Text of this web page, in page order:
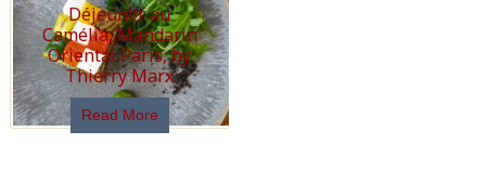
Déjeuner au
Camélia, Mandarin
Oriental Paris, by
Thierry Marx
Read More